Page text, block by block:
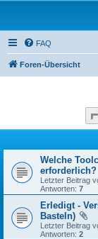
FAQ
Foren-Übersicht
Welche
erforderlich?
Letzter Beitrag
Antworten: 7
Erledigt -
Basteln)
Letzter Beitrag
Antworten: 2